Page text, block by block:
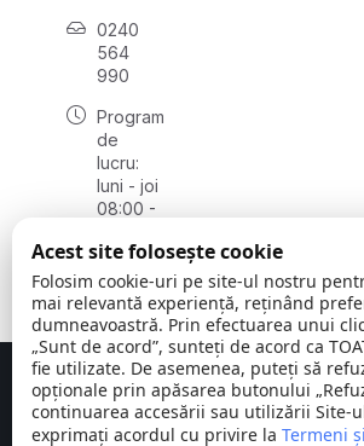
0240
564
990
Program
de
lucru:
luni - joi
08:00 -
vineri
08:00 -
14:00
Comuna
Concept realizat deBig Media Relații
Acest site folosește cookie
Folosim cookie-uri pe site-ul nostru
mai relevantă experiență, reținând
dumneavoastră. Prin efectuarea unui
„Sunt de acord”, sunteți de acord ca
fie utilizate. De asemenea, puteți să
opționale prin apăsarea butonului
continuarea accesării sau utilizării Site-
exprimați acordul cu privire la Termeni